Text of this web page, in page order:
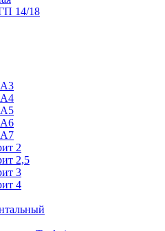
14/18
2
2,5
3
4